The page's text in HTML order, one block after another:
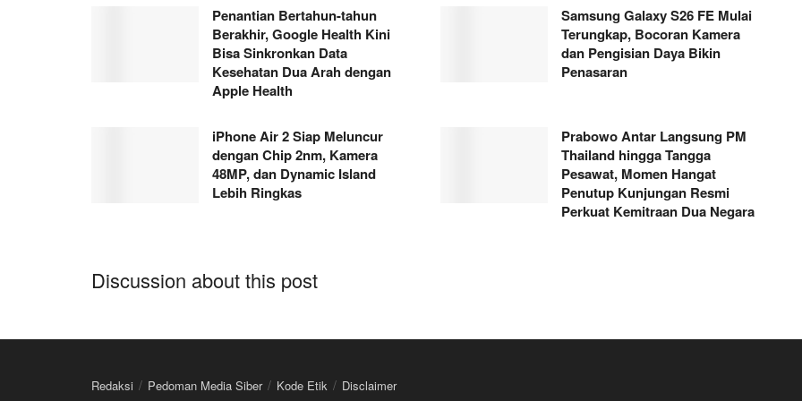
Penantian Bertahun-tahun
Berakhir, Google Health Kini
Bisa Sinkronkan Data
Kesehatan Dua Arah dengan
Apple Health
Samsung Galaxy S26 FE Mulai
Terungkap, Bocoran Kamera
dan Pengisian Daya Bikin
Penasaran
iPhone Air 2 Siap Meluncur
dengan Chip 2nm, Kamera
48MP, dan Dynamic Island
Lebih Ringkas
Prabowo Antar Langsung PM
Thailand hingga Tangga
Pesawat, Momen Hangat
Penutup Kunjungan Resmi
Perkuat Kemitraan Dua Negara
Discussion about this post
Redaksi Pedoman Media Siber Kode Etik Disclaimer